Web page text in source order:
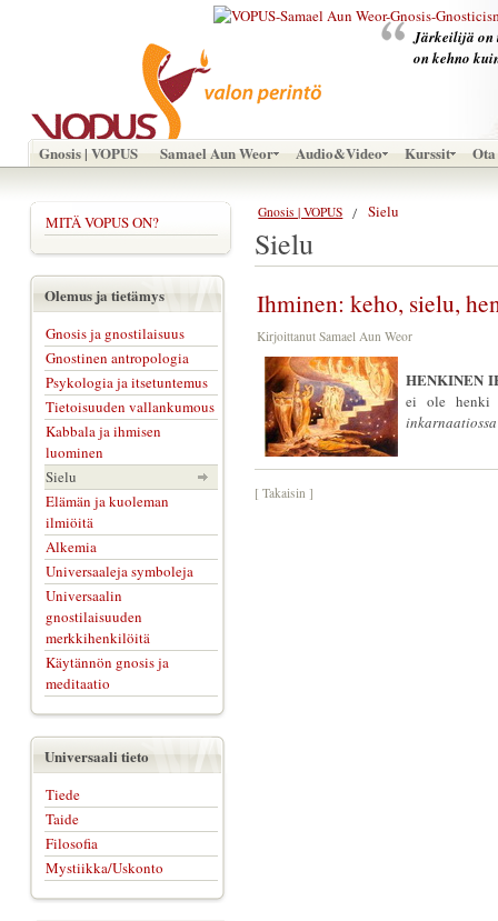
Järkeilijä on
on kehno
Gnosis | VOPUS Samael Aun Weor Audio&Video Kurssit
Gnosis | VOPUS Sielu
Sielu
Ihminen: keho, sielu,
Kirjoittanut Samael Aun Weor
HENKINEN
ei ole
[ Takaisin ]
MITÄ VOPUS ON?
Olemus ja tietämys
Gnosis ja gnostilaisuus
Gnostinen antropologia
Psykologia ja itsetuntemus
Tietoisuuden vallankumous
Kabbala ja ihmisen
luominen
Sielu
Elämän ja kuoleman
ilmiöitä
Alkemia
Universaaleja symboleja
Universaalin
gnostilaisuuden
merkkihenkilöitä
Käytännön gnosis ja
meditaatio
Universaali tieto
Tiede
Taide
Filosofia
Mystiikka/Uskonto